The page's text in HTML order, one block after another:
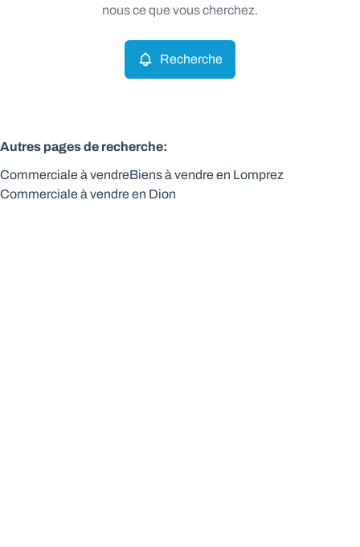
nous ce que vous cherchez.
Recherche
Autres pages de recherche:
Commerciale à vendreBiens à vendre en Lomprez
Commerciale à vendre en Dion